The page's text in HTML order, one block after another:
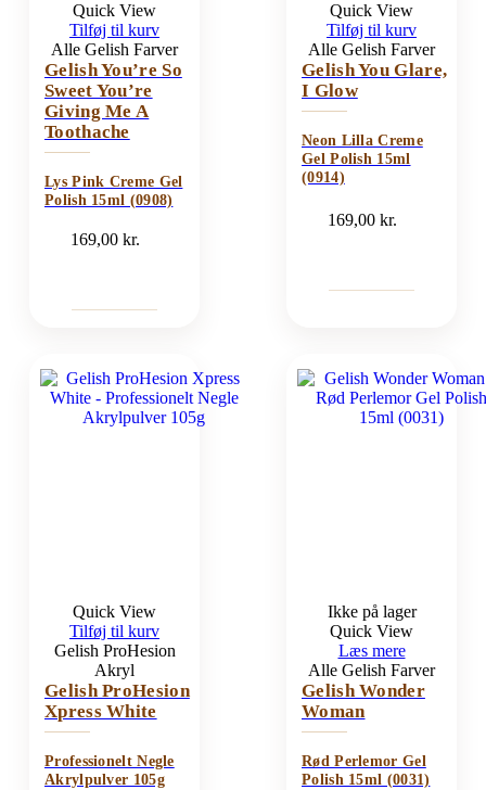
Quick View
Tilføj til kurv
Alle Gelish Farver
Gelish You’re So
Sweet You’re
Giving Me A
Toothache
Lys Pink Creme Gel
Polish 15ml (0908)
169,00kr.
Quick View
Tilføj til kurv
Alle Gelish Farver
Gelish You Glare,
I Glow
Neon Lilla Creme
Gel Polish 15ml
(0914)
169,00kr.
Quick View
Tilføj til kurv
Gelish ProHesion
Akryl
Gelish ProHesion
Xpress White
Professionelt Negle
Akrylpulver 105g
Ikke på lager
Quick View
Læs mere
Alle Gelish Farver
Gelish Wonder
Woman
Rød Perlemor Gel
Polish 15ml (0031)